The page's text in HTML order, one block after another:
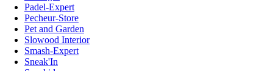
Padel-Expert
Pecheur-Store
Pet and Garden
Slowood Interior
Smash-Expert
Sneak'In